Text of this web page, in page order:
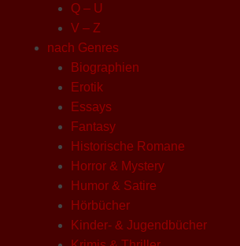
Q – U
V – Z
nach Genres
Biographien
Erotik
Essays
Fantasy
Historische Romane
Horror & Mystery
Humor & Satire
Hörbücher
Kinder- & Jugendbücher